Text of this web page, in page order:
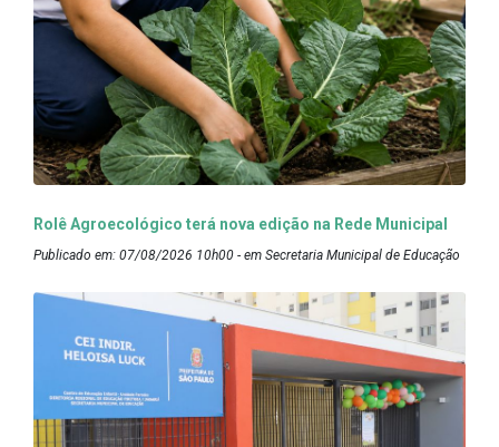
Rolê Agroecológico terá nova edição na Rede Municipal
Publicado em: 07/08/2026 10h00 - em Secretaria Municipal de Educação